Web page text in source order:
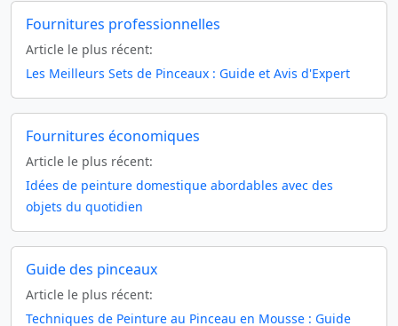
Fournitures professionnelles
Article le plus récent:
Les Meilleurs Sets de Pinceaux : Guide et Avis d'Expert
Fournitures économiques
Article le plus récent:
Idées de peinture domestique abordables avec des
objets du quotidien
Guide des pinceaux
Article le plus récent:
Techniques de Peinture au Pinceau en Mousse : Guide